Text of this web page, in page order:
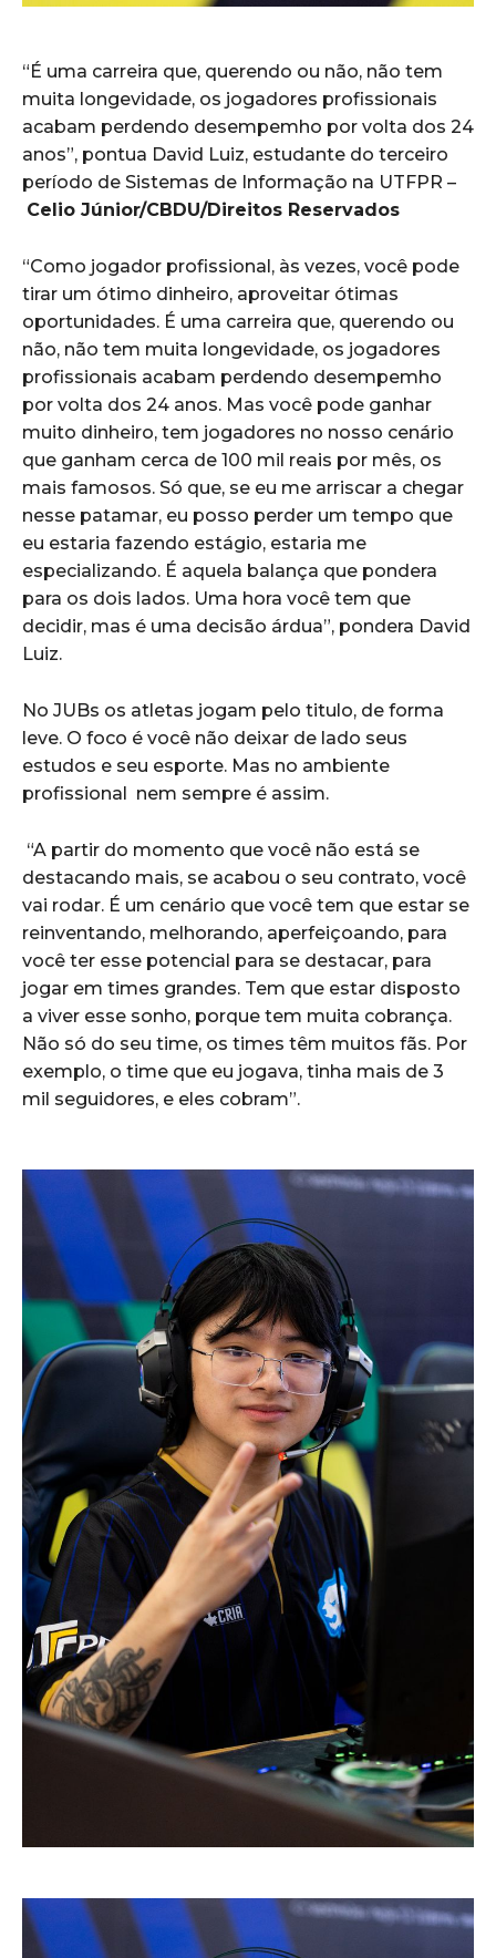
“É uma carreira que, querendo ou não, não tem
muita longevidade, os jogadores profissionais
acabam perdendo desempemho por volta dos 24
anos”, pontua David Luiz, estudante do terceiro
período de Sistemas de Informação na UTFPR –
Celio Júnior/CBDU/Direitos Reservados
“Como jogador profissional, às vezes, você pode
tirar um ótimo dinheiro, aproveitar ótimas
oportunidades. É uma carreira que, querendo ou
não, não tem muita longevidade, os jogadores
profissionais acabam perdendo desempemho
por volta dos 24 anos. Mas você pode ganhar
muito dinheiro, tem jogadores no nosso cenário
que ganham cerca de 100 mil reais por mês, os
mais famosos. Só que, se eu me arriscar a chegar
nesse patamar, eu posso perder um tempo que
eu estaria fazendo estágio, estaria me
especializando. É aquela balança que pondera
para os dois lados. Uma hora você tem que
decidir, mas é uma decisão árdua”, pondera David
Luiz.
No JUBs os atletas jogam pelo titulo, de forma
leve. O foco é você não deixar de lado seus
estudos e seu esporte. Mas no ambiente
profissional nem sempre é assim.
“A partir do momento que você não está se
destacando mais, se acabou o seu contrato, você
vai rodar. É um cenário que você tem que estar se
reinventando, melhorando, aperfeiçoando, para
você ter esse potencial para se destacar, para
jogar em times grandes. Tem que estar disposto
a viver esse sonho, porque tem muita cobrança.
Não só do seu time, os times têm muitos fãs. Por
exemplo, o time que eu jogava, tinha mais de 3
mil seguidores, e eles cobram”.